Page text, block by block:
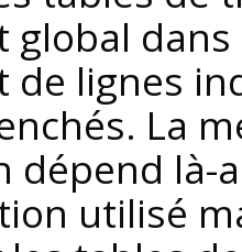
global
de lignes
La
dépend là-
utilisé